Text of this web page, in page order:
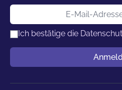
E-Mail-Adresse
Ich bestätige die